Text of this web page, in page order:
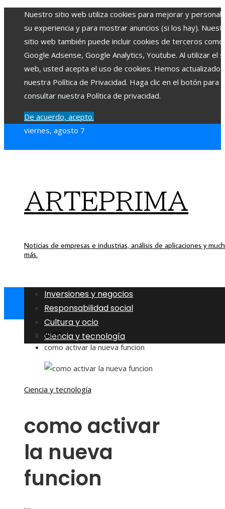
Nuestro sitio web utiliza cookies para mejorar y
su experiencia y para mostrar anuncios (si los hay).
sitio web también puede incluir cookies de terceros como
Google Adsense, Google Analytics, Youtube. Al utilizar el
web, usted acepta el uso de cookies. Hemos actualizado
nuestra Política de Privacidad. Haga clic en el botón para
consultar nuestra Política de privacidad.
De acuerdo, acepto.
viernes, agosto 7
ARTEPRIMA
Noticias de empresas e industrias, análisis de aplicaciones y
más.
Inversiones y negocios
Responsabilidad social
Cultura y ocio
Ciencia y tecnología
Inicio
como activar la nueva funcion
Ciencia y tecnología
como activar
la nueva
funcion